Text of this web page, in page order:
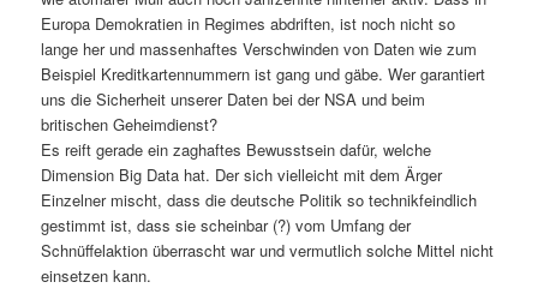
Europa Demokratien in Regimes abdriften, ist noch nicht so
lange her und massenhaftes Verschwinden von Daten wie zum
Beispiel Kreditkartennummern ist gang und gäbe. Wer garantiert
uns die Sicherheit unserer Daten bei der NSA und beim
britischen Geheimdienst?
Es reift gerade ein zaghaftes Bewusstsein dafür, welche
Dimension Big Data hat. Der sich vielleicht mit dem Ärger
Einzelner mischt, dass die deutsche Politik so technikfeindlich
gestimmt ist, dass sie scheinbar (?) vom Umfang der
Schnüffelaktion überrascht war und vermutlich solche Mittel nicht
einsetzen kann.